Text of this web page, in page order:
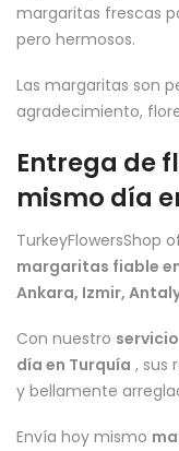
margaritas frescas
pero hermosos.
Las margaritas son
agradecimiento,
Entrega de
mismo día
TurkeyFlowersShop
margaritas fiable
Ankara, Izmir,
Con nuestro
día en Turquía , sus
y bellamente
Envía hoy mismo